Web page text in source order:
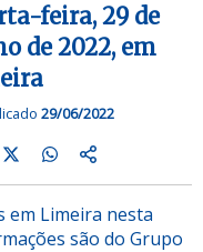
feira, 29 de
de 2022, em
29/06/2022
em Limeira nesta
são do Grupo